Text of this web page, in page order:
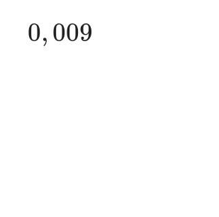
0, 009
0 009